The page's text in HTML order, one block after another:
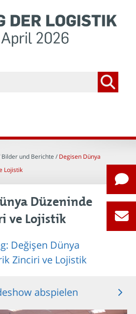
Bilder und Berichte / Degisen Dünya
Lojistik
Düzeninde
ve Lojistik
Değişen Dünya
Zinciri ve Lojistik
abspielen